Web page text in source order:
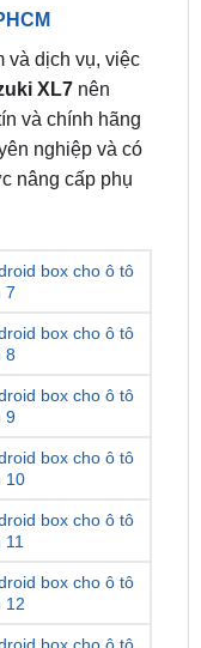
XL7 Chất
và dịch vụ, việc
XL7nên
và chính hãng
nâng cấp phụ
box cho ô tô
box cho ô tô
box cho ô tô
box cho ô tô
10
box cho ô tô